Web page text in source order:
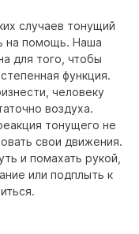
случаев тонущий
на помощь. Наша
для того, чтобы
функция.
человеку
воздуха.
тонущего не
свои движения.
и помахать рукой,
или подплыть к